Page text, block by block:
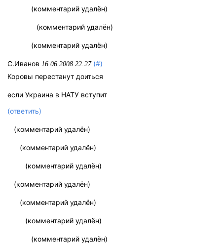
(комментарий удалён)
(комментарий удалён)
(комментарий удалён)
С.Иванов 16.06.2008 22:27 (#)
Коровы перестанут доиться
если Украина в НАТУ вступит
(ответить)
(комментарий удалён)
(комментарий удалён)
(комментарий удалён)
(комментарий удалён)
(комментарий удалён)
(комментарий удалён)
(комментарий удалён)